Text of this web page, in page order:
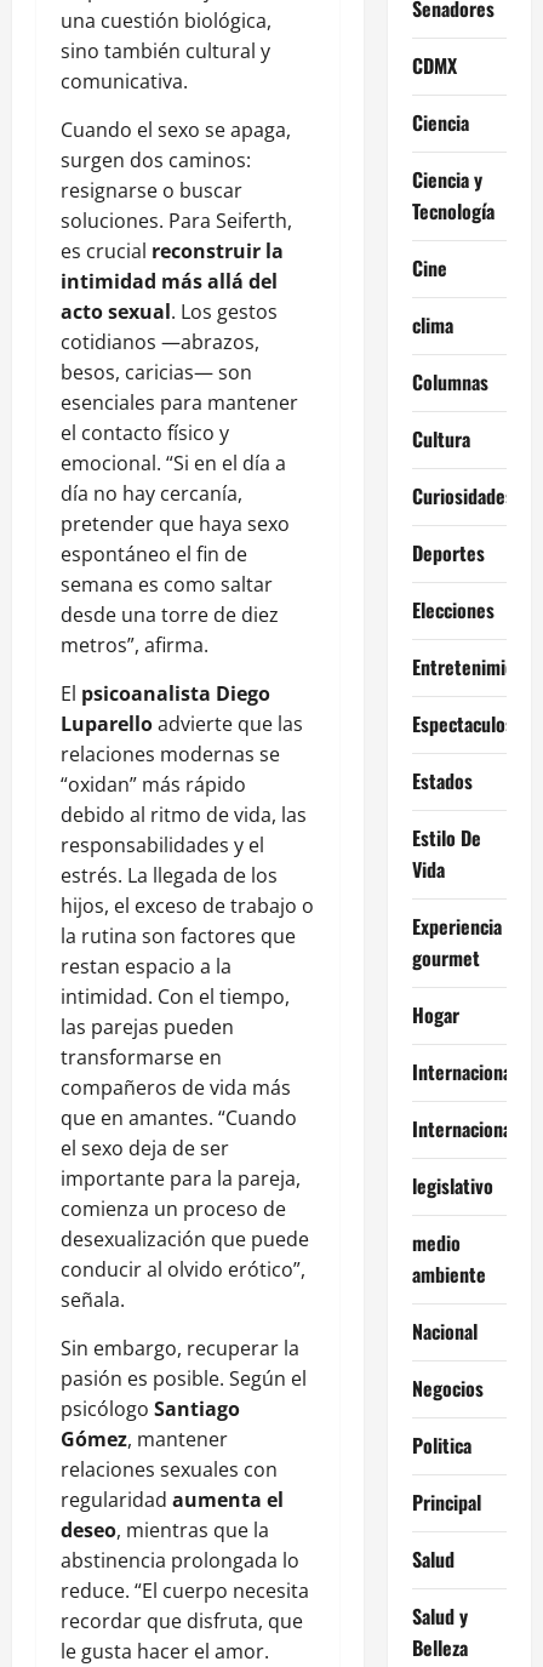
una cuestión biológica,
sino también cultural y
comunicativa.
Cuando el sexo se apaga,
surgen dos caminos:
resignarse o buscar
soluciones. Para Seiferth,
es crucial reconstruir la
intimidad más allá del
acto sexual. Los gestos
cotidianos —abrazos,
besos, caricias— son
esenciales para mantener
el contacto físico y
emocional. “Si en el día a
día no hay cercanía,
pretender que haya sexo
espontáneo el fin de
semana es como saltar
desde una torre de diez
metros”, afirma.
El psicoanalista Diego
Luparelloadvierte que las
relaciones modernas se
“oxidan” más rápido
debido al ritmo de vida, las
responsabilidades y el
estrés. La llegada de los
hijos, el exceso de trabajo o
la rutina son factores que
restan espacio a la
intimidad. Con el tiempo,
las parejas pueden
transformarse en
compañeros de vida más
que en amantes. “Cuando
el sexo deja de ser
importante para la pareja,
comienza un proceso de
desexualización que puede
conducir al olvido erótico”,
señala.
Sin embargo, recuperar la
pasión es posible. Según el
psicólogo Santiago
Gómez, mantener
relaciones sexuales con
regularidad aumenta el
deseo, mientras que la
abstinencia prolongada lo
reduce. “El cuerpo necesita
recordar que disfruta, que
le gusta hacer el amor.
Senadores
CDMX
Ciencia
Ciencia y
Tecnología
Cine
clima
Columnas
Cultura
Curiosidades
Deportes
Elecciones
Entretenimiento
Espectaculos
Estados
Estilo De
Vida
Experiencia
gourmet
Hogar
Internacional
Internacionales
legislativo
medio
ambiente
Nacional
Negocios
Politica
Principal
Salud
Salud y
Belleza